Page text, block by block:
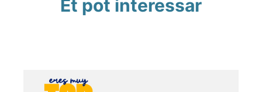
Et pot interessar